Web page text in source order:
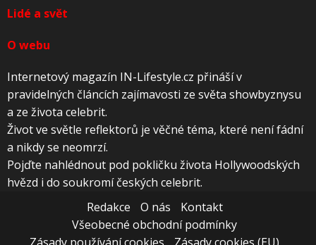
Lidé a svět
O webu
Internetový magazín IN-Lifestyle.cz přináší v
pravidelných článcích zajímavosti ze světa showbyznysu
a ze života celebrit.
Život ve světle reflektorů je věčné téma, které není fádní
a nikdy se neomrzí.
Pojďte nahlédnout pod pokličku života Hollywoodských
hvězd i do soukromí českých celebrit.
Redakce
O nás
Kontakt
Všeobecné obchodní podmínky